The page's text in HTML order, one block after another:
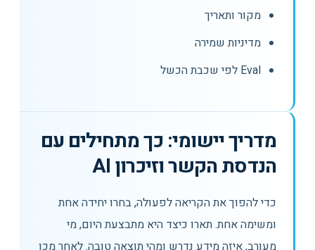
מקור ותאריך
מדיניות שמירה
Eval לפי שכבת הכשל
מדריך יישומי: כך מתחילים עם
הנדסת הקשר וזיכרון AI
כדי להפוך את הקריאה לפעולה, בחרו יחידה אחת
ומשימה אחת. תארו כיצד היא מתבצעת היום, מי
מעורב, איזה מידע נדרש ומהי תוצאה טובה. לאחר מכן